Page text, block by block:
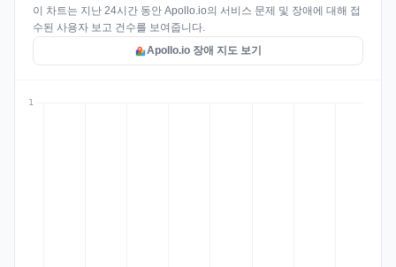
이 차트는 지난 24시간 동안 Apollo.io의 서비스 문제 및 장애에 대해 접
수된 사용자 보고 건수를 보여줍니다.
Apollo.io 장애 지도 보기